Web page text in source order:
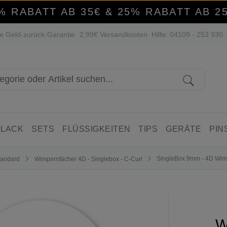
RABATT AB 35€ & 25% RABATT AB
Geld-zurück-Garantie 2,99€ Versandkosten Hilfe: 04109 - 253 930
SETS FLÜSSIGKEITEN TIPS GERÄTE
Wimpernfächer 4D - Singlebox - C-Curl SingleBox 9mm - 4D